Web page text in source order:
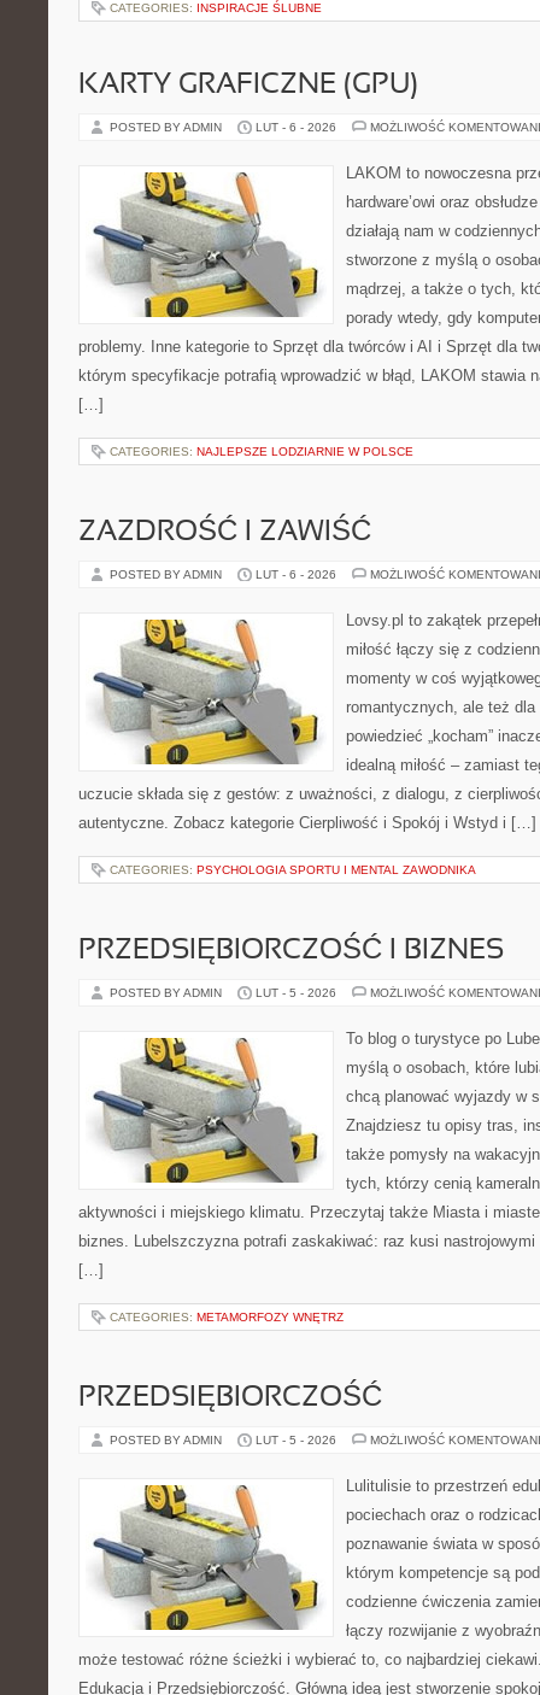
CATEGORIES: INSPIRACJE ŚLUBNE
KARTY GRAFICZNE (GPU)
POSTED BY ADMIN LUT - 6 - 2026 MOŻLIWOŚĆ
LAKOM to nowoczesna
hardware’owi oraz
działają nam w
stworzone z myślą o
mądrzej, a także o tych,
porady wtedy, gdy
problemy. Inne kategorie to Sprzęt dla twórców i AI i Sprzęt dla
którym specyfikacje potrafią wprowadzić w błąd, LAKOM stawia
[…]
CATEGORIES: NAJLEPSZE LODZIARNIE W POLSCE
ZAZDROŚĆ I ZAWIŚĆ
POSTED BY ADMIN LUT - 6 - 2026 MOŻLIWOŚĆ
Lovsy.pl to zakątek
miłość łączy się z
momenty w coś
romantycznych, ale też
powiedzieć „kocham”
idealną miłość – zamiast
uczucie składa się z gestów: z uważności, z dialogu, z
autentyczne. Zobacz kategorie Cierpliwość i Spokój i Wstyd i […]
CATEGORIES: PSYCHOLOGIA SPORTU I MENTAL ZAWODNIKA
PRZEDSIĘBIORCZOŚĆ I BIZNES
POSTED BY ADMIN LUT - 5 - 2026 MOŻLIWOŚĆ
To blog o turystyce po
myślą o osobach, które
chcą planować wyjazdy w
Znajdziesz tu opisy tras,
także pomysły na
tych, którzy cenią
aktywności i miejskiego klimatu. Przeczytaj także Miasta i
biznes. Lubelszczyzna potrafi zaskakiwać: raz kusi
[…]
CATEGORIES: METAMORFOZY WNĘTRZ
PRZEDSIĘBIORCZOŚĆ
POSTED BY ADMIN LUT - 5 - 2026 MOŻLIWOŚĆ
Lulitulisie to przestrzeń
pociechach oraz o
poznawanie świata w
którym kompetencje są
codzienne ćwiczenia
łączy rozwijanie z
może testować różne ścieżki i wybierać to, co najbardziej
Edukacja i Przedsiębiorczość. Główną ideą jest stworzenie